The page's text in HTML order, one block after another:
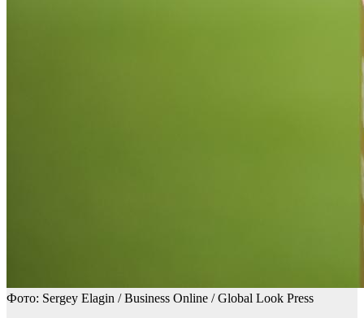
Фото: Sergey Elagin / Business Online / Global Look Press